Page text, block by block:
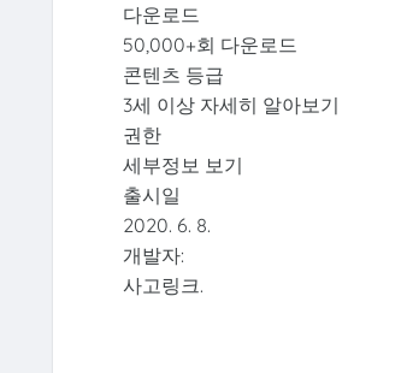
다운로드
50,000+회 다운로드
콘텐츠 등급
3세 이상 자세히 알아보기
권한
세부정보 보기
출시일
2020. 6. 8.
개발자:
사고링크.